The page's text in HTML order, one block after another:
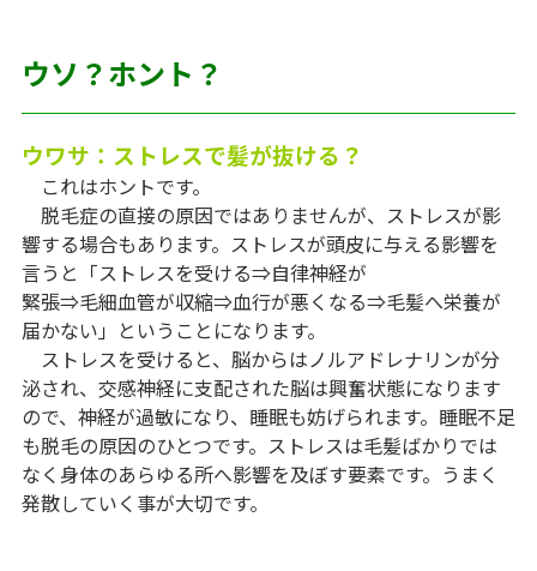
ウソ？ホント？
ウワサ：ストレスで髪が抜ける？
これはホントです。
脱毛症の直接の原因ではありませんが、ストレスが影
響する場合もあります。ストレスが頭皮に与える影響を
言うと「ストレスを受ける⇒自律神経が
緊張⇒毛細血管が収縮⇒血行が悪くなる⇒毛髪へ栄養が
届かない」ということになります。
ストレスを受けると、脳からはノルアドレナリンが分
泌され、交感神経に支配された脳は興奮状態になります
ので、神経が過敏になり、睡眠も妨げられます。睡眠不足
も脱毛の原因のひとつです。ストレスは毛髪ばかりでは
なく身体のあらゆる所へ影響を及ぼす要素です。うまく
発散していく事が大切です。